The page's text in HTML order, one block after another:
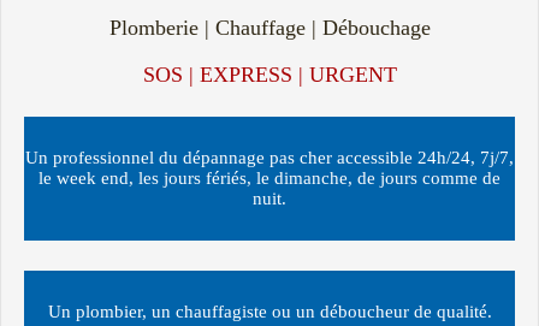
Plomberie | Chauffage | Débouchage
SOS | EXPRESS | URGENT
Un professionnel du dépannage pas cher accessible 24h/24, 7j/7,
le week end, les jours fériés, le dimanche, de jours comme de
nuit.
Un plombier, un chauffagiste ou un déboucheur de qualité.